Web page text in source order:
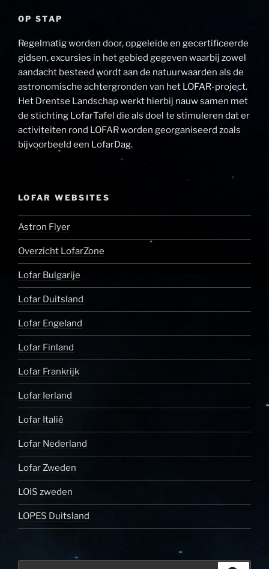
OP STAP
Regelmatig worden door, opgeleide en gecertificeerde
gidsen, excursies in het gebied gegeven waarbij zowel
aandacht besteed wordt aan de natuurwaarden als de
astronomische achtergronden van het LOFAR-project.
Het Drentse Landschap werkt hierbij nauw samen met
de stichting LofarTafel die als doel te stimuleren dat er
activiteiten rond LOFAR worden georganiseerd zoals
bijvoorbeeld een LofarDag.
LOFAR WEBSITES
Astron Flyer
Overzicht LofarZone
Lofar Bulgarije
Lofar Duitsland
Lofar Engeland
Lofar Finland
Lofar Frankrijk
Lofar Ierland
Lofar Italië
Lofar Nederland
Lofar Zweden
LOIS zweden
LOPES Duitsland